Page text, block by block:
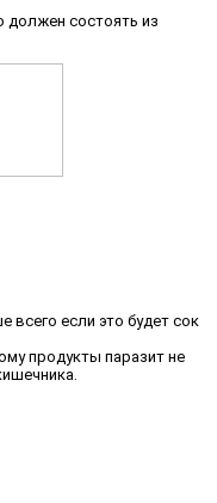
должен состоять из
если это будет сок
продукты паразит не